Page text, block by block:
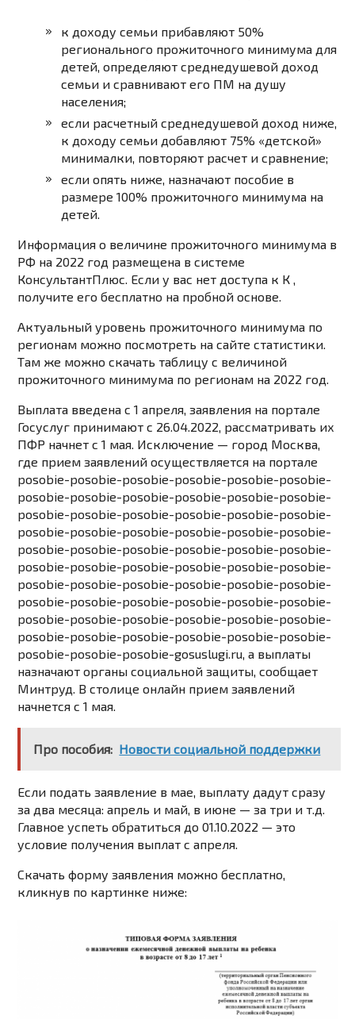
к доходу семьи прибавляют 50%
регионального прожиточного минимума для
детей, определяют среднедушевой доход
семьи и сравнивают его ПМ на душу
населения;
если расчетный среднедушевой доход ниже,
к доходу семьи добавляют 75% «детской»
минималки, повторяют расчет и сравнение;
если опять ниже, назначают пособие в
размере 100% прожиточного минимума на
детей.
Информация о величине прожиточного минимума в
РФ на 2022 год размещена в системе
КонсультантПлюс. Если у вас нет доступа к К ,
получите егобесплатно на пробной основе.
Актуальный уровень прожиточного минимума по
регионам можно посмотреть насайте статистики.
Там же можно скачать таблицу с величиной
прожиточного минимума по регионам на 2022 год.
Выплата введена с 1 апреля, заявления на портале
Госуслуг принимают с 26.04.2022, рассматривать их
ПФР начнет с 1 мая. Исключение — город Москва,
где прием заявлений осуществляется на портале
posobie-posobie-posobie-posobie-posobie-posobie-
posobie-posobie-posobie-posobie-posobie-posobie-
posobie-posobie-posobie-posobie-posobie-posobie-
posobie-posobie-posobie-posobie-posobie-posobie-
posobie-posobie-posobie-posobie-posobie-posobie-
posobie-posobie-posobie-posobie-posobie-posobie-
posobie-posobie-posobie-posobie-posobie-posobie-
posobie-posobie-posobie-posobie-posobie-posobie-
posobie-posobie-posobie-posobie-posobie-posobie-
posobie-posobie-posobie-posobie-posobie-posobie-
posobie-posobie-posobie-gosuslugi.ru, а выплаты
назначают органы социальной защиты,сообщает
Минтруд. В столице онлайн прием заявлений
начнется с 1 мая.
Про пособия: Новости социальной поддержки
Если подать заявление в мае, выплату дадут сразу
за два месяца: апрель и май, в июне — за три и т.д.
Главное успеть обратиться до 01.10.2022 — это
условие получения выплат с апреля.
Скачать форму заявления можно бесплатно,
кликнув по картинке ниже: